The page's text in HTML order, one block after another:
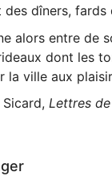
des dîners, fards
alors entre de
dont les
la ville aux
Lettres